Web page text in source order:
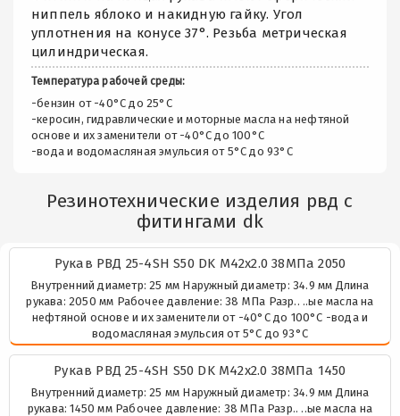
ниппель яблоко и накидную гайку. Угол
уплотнения на конусе 37°. Резьба метрическая
цилиндрическая.
Температура рабочей среды:
-бензин от -40°C до 25°C
-керосин, гидравлические и моторные масла на нефтяной
основе и их заменители от -40°C до 100°C
-вода и водомасляная эмульсия от 5°C до 93°C
Резинотехнические изделия рвд с
фитингами dk
Рукав РВД 25-4SH S50 DK М42х2.0 38МПа 2050
Внутренний диаметр: 25 мм Наружный диаметр: 34.9 мм Длина
рукава: 2050 мм Рабочее давление: 38 МПа Разр.. ..ые масла на
нефтяной основе и их заменители от -40°C до 100°C -вода и
водомасляная эмульсия от 5°C до 93°C
Рукав РВД 25-4SH S50 DK М42х2.0 38МПа 1450
Внутренний диаметр: 25 мм Наружный диаметр: 34.9 мм Длина
рукава: 1450 мм Рабочее давление: 38 МПа Разр.. ..ые масла на